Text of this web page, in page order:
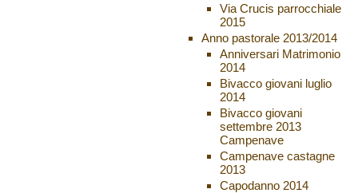
Via Crucis parrocchiale
2015
Anno pastorale 2013/2014
Anniversari Matrimonio
2014
Bivacco giovani luglio
2014
Bivacco giovani
settembre 2013
Campenave
Campenave castagne
2013
Capodanno 2014